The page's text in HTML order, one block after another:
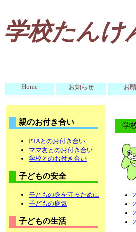
学校たんけ
Home お知らせ お
親のお付き合い
PTAとのお付き合い
ママ友とのお付き合い
学校とのお付き合い
子どもの安全
子どもの身を守るために
子どもの病気
子どもの生活
学